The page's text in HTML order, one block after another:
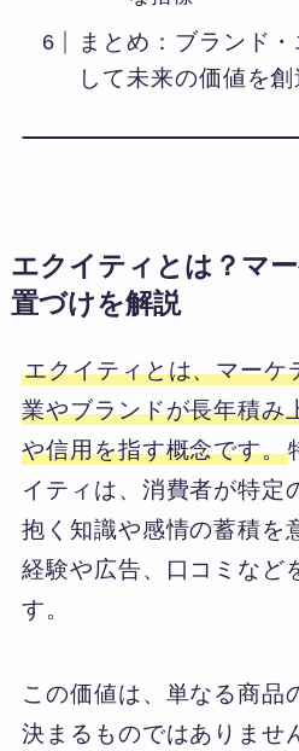
まとめ：ブランド
して未来の価値を創
エクイティとは？マ
置づけを解説
エクイティとは、マーケ
業やブランドが長年積み
や信用を指す概念です。
イティは、消費者が特定
抱く知識や感情の蓄積を
経験や広告、口コミなど
す。
この価値は、単なる商品
決まるものではありませ